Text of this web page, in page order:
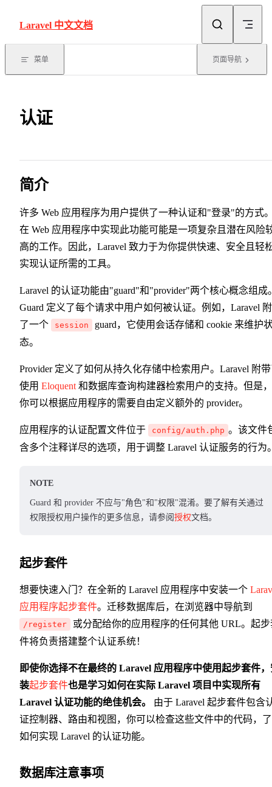
Laravel 中文文档
菜单 页面导航
认证
简介
许多 Web 应用程序为用户提供了一种认证和"登录"的方式
在 Web 应用程序中实现此功能可能是一项复杂且潜在风险
高的工作。因此，Laravel 致力于为你提供快速、安全且轻
实现认证所需的工具。
Laravel 的认证功能由"guard"和"provider"两个核心概念组成
Guard 定义了每个请求中用户如何被认证。例如，Laravel
了一个
session
guard，它使用会话存储和 cookie 来维护
态。
Provider 定义了如何从持久化存储中检索用户。Laravel 附
使用 Eloquent 和数据库查询构建器检索用户的支持。但是，
你可以根据应用程序的需要自由定义额外的 provider。
应用程序的认证配置文件位于 config/auth.php 。该文件
含多个注释详尽的选项，用于调整 Laravel 认证服务的行为
NOTE
Guard 和 provider 不应与"角色"和"权限"混淆。要了解有关通过
权限授权用户操作的更多信息，请参阅 授权文档。
起步套件
想要快速入门？在全新的 Laravel 应用程序中安装一个
应用程序起步套件。迁移数据库后，在浏览器中导航到
/register
或分配给你的应用程序的任何其他 URL。起步
件将负责搭建整个认证系统！
即使你选择不在最终的 Laravel 应用程序中使用起步套件，
装起步套件也是学习如何在实际 Laravel 项目中实现所有
Laravel 认证功能的绝佳机会。
由于 Laravel 起步套件包含
证控制器、路由和视图，你可以检查这些文件中的代码，
如何实现 Laravel 的认证功能。
数据库注意事项